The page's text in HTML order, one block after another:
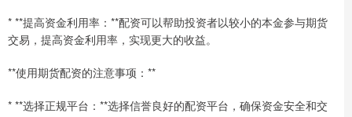
* **提高资金利用率：**配资可以帮助投资者以较小的本金参与期货
交易，提高资金利用率，实现更大的收益。
**使用期货配资的注意事项：**
* **选择正规平台：**选择信誉良好的配资平台，确保资金安全和交